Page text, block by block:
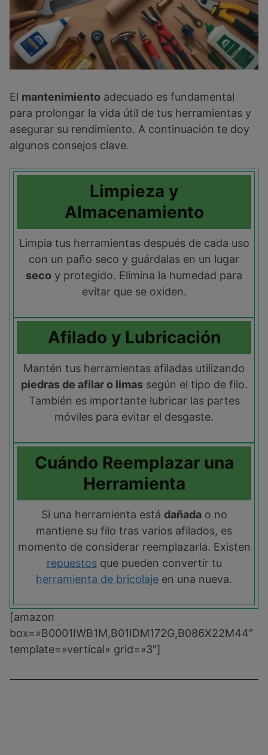
El mantenimiento adecuado es fundamental
para prolongar la vida útil de tus herramientas y
asegurar su rendimiento. A continuación te doy
algunos consejos clave.
Limpieza y
Almacenamiento
Limpia tus herramientas después de cada uso
con un paño seco y guárdalas en un lugar
seco y protegido. Elimina la humedad para
evitar que se oxiden.
Afilado y Lubricación
Mantén tus herramientas afiladas utilizando
piedras de afilar o limassegún el tipo de filo.
También es importante lubricar las partes
móviles para evitar el desgaste.
Cuándo Reemplazar una
Herramienta
Si una herramienta está dañadao no
mantiene su filo tras varios afilados, es
momento de considerar reemplazarla. Existen
repuestosque pueden convertir tu
herramienta de bricolaje en una nueva.
[amazon
box=»B0001IWB1M,B01IDM172G,B086X22M44″
template=»vertical» grid=»3″]